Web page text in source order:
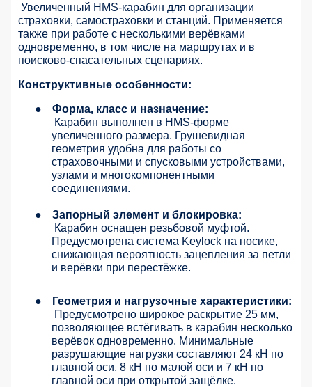
Увеличенный HMS-карабин для организации
страховки, самостраховки и станций. Применяется
также при работе с несколькими верёвками
одновременно, в том числе на маршрутах и в
поисково-спасательных сценариях.
Конструктивные особенности:
●
Форма, класс и назначение:
Карабин выполнен в HMS-форме
увеличенного размера. Грушевидная
геометрия удобна для работы со
страховочными и спусковыми устройствами,
узлами и многокомпонентными
соединениями.
●
Запорный элемент и блокировка:
Карабин оснащен резьбовой муфтой.
Предусмотрена система Keylock на носике,
снижающая вероятность зацепления за петли
и верёвки при перестёжке.
●
Геометрия и нагрузочные характеристики:
Предусмотрено широкое раскрытие 25 мм,
позволяющее встёгивать в карабин несколько
верёвок одновременно. Минимальные
разрушающие нагрузки составляют 24 кН по
главной оси, 8 кН по малой оси и 7 кН по
главной оси при открытой защёлке.